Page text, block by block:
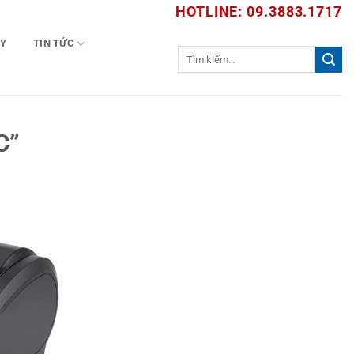
HOTLINE: 09.3883.1717
TIN TỨC